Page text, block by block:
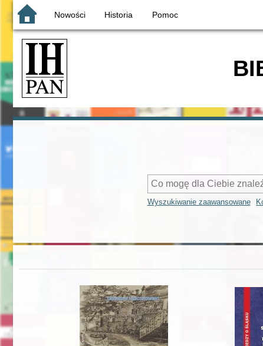
Nowości Historia Pomoc
Wyszukiwanie zaawansowane